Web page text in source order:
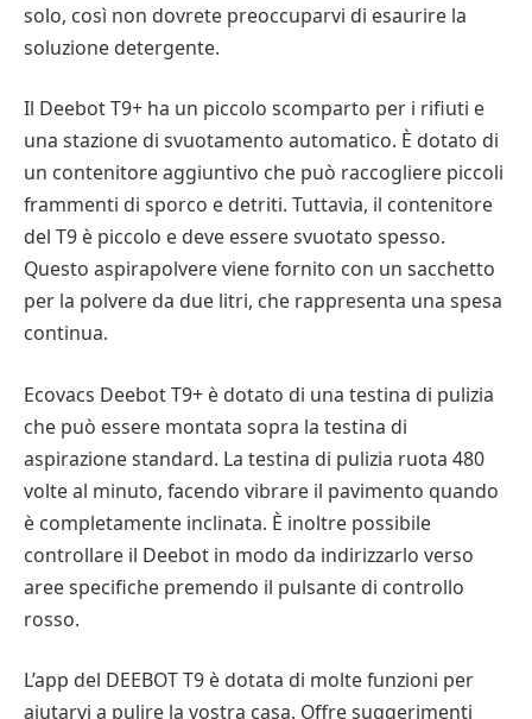
solo, così non dovrete preoccuparvi di esaurire la
soluzione detergente.
Il Deebot T9+ ha un piccolo scomparto per i rifiuti e
una stazione di svuotamento automatico. È dotato di
un contenitore aggiuntivo che può raccogliere piccoli
frammenti di sporco e detriti. Tuttavia, il contenitore
del T9 è piccolo e deve essere svuotato spesso.
Questo aspirapolvere viene fornito con un sacchetto
per la polvere da due litri, che rappresenta una spesa
continua.
Ecovacs Deebot T9+ è dotato di una testina di pulizia
che può essere montata sopra la testina di
aspirazione standard. La testina di pulizia ruota 480
volte al minuto, facendo vibrare il pavimento quando
è completamente inclinata. È inoltre possibile
controllare il Deebot in modo da indirizzarlo verso
aree specifiche premendo il pulsante di controllo
rosso.
L’app del DEEBOT T9 è dotata di molte funzioni per
aiutarvi a pulire la vostra casa. Offre suggerimenti